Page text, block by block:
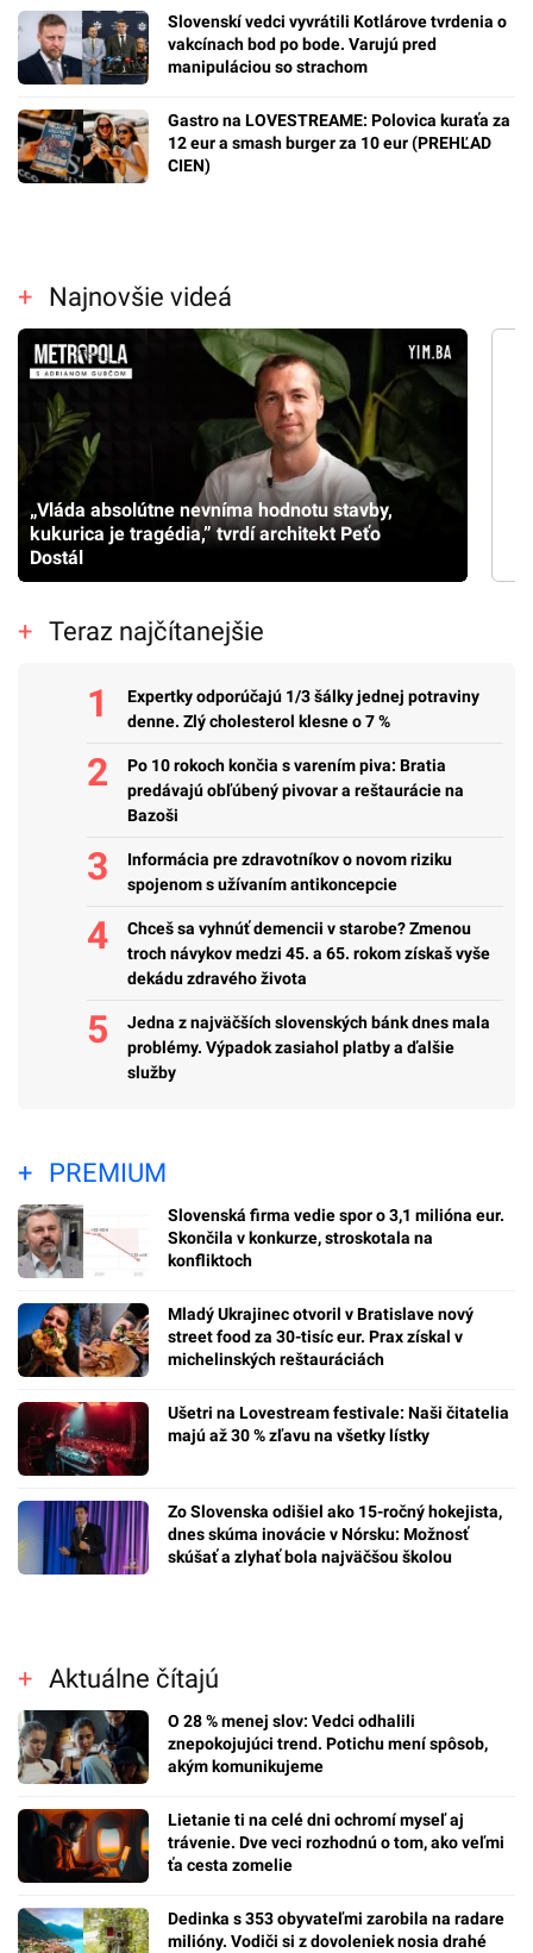
Slovenskí vedci vyvrátili Kotlárove tvrdenia o
vakcínach bod po bode. Varujú pred
manipuláciou so strachom
Gastro na LOVESTREAME: Polovica kuraťa za
12 eur a smash burger za 10 eur (PREHĽAD
CIEN)
Najnovšie videá
„Vláda absolútne nevníma hodnotu stavby,
kukurica je tragédia,” tvrdí architekt Peťo
Dostál
Teraz najčítanejšie
Expertky odporúčajú 1/3 šálky jednej potraviny
denne. Zlý cholesterol klesne o 7 %
Po 10 rokoch končia s varením piva: Bratia
predávajú obľúbený pivovar a reštaurácie na
Bazoši
Informácia pre zdravotníkov o novom riziku
spojenom s užívaním antikoncepcie
Chceš sa vyhnúť demencii v starobe? Zmenou
troch návykov medzi 45. a 65. rokom získaš vyše
dekádu zdravého života
Jedna z najväčších slovenských bánk dnes mala
problémy. Výpadok zasiahol platby a ďalšie
služby
PREMIUM
Slovenská firma vedie spor o 3,1 milióna eur.
Skončila v konkurze, stroskotala na
konfliktoch
Mladý Ukrajinec otvoril v Bratislave nový
street food za 30-tisíc eur. Prax získal v
michelinských reštauráciách
Ušetri na Lovestream festivale: Naši čitatelia
majú až 30 % zľavu na všetky lístky
Zo Slovenska odišiel ako 15-ročný hokejista,
dnes skúma inovácie v Nórsku: Možnosť
skúšať a zlyhať bola najväčšou školou
Aktuálne čítajú
O 28 % menej slov: Vedci odhalili
znepokojujúci trend. Potichu mení spôsob,
akým komunikujeme
Lietanie ti na celé dni ochromí myseľ aj
trávenie. Dve veci rozhodnú o tom, ako veľmi
ťa cesta zomelie
Dedinka s 353 obyvateľmi zarobila na radare
milióny. Vodiči si z dovoleniek nosia drahé